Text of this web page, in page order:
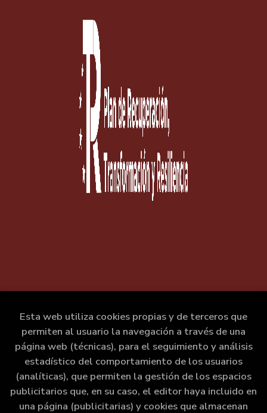
Esta web utiliza cookies propias y de terceros que
permiten al usuario la navegación a través de una
página web (técnicas), para el seguimiento y análisis
estadístico del comportamiento de los usuarios
(analíticas), que permiten la gestión de los espacios
publicitarios que, en su caso, el editor haya incluido en
una página (publicitarias) y cookies que almacenan